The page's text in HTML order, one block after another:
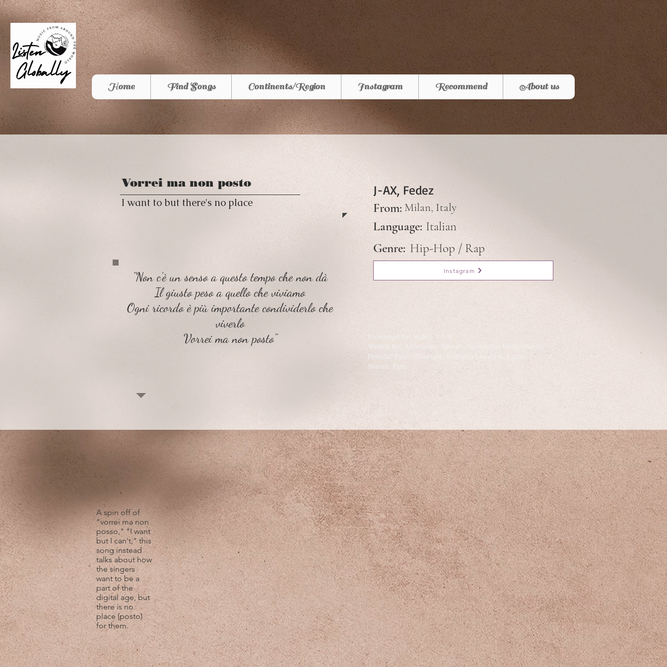
Home Find Songs Continents/Region Instagram Recommend About us
Vorrei ma non posto
I want to but there's no place
"Non c'è un senso a questo tempo che non dà
Il giusto peso a quello che viviamo
Ogni ricordo è più importante condividerlo che
viverlo
Vorrei ma non posto"
J-AX, Fedez
From: Milan, Italy
Language:
Genre: Hip-Hop / Rap
Instagram
Italian
Performed by: Fedez, J-AX
Written by: Alessandro Aleotti, Alessandro Merli, Davide
Petrella, Fabio Clemente, Federico Leonardo Lucia
Source: Epic
A spin off of
"vorrei ma non
posso," "I want
but I can't," this
song instead
talks about how
the singers
want to be a
part of the
digital age, but
there is no
place (posto)
for them.